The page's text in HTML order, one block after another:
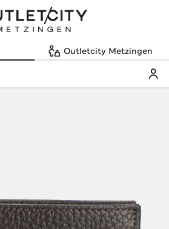
Outletcity Metzingen